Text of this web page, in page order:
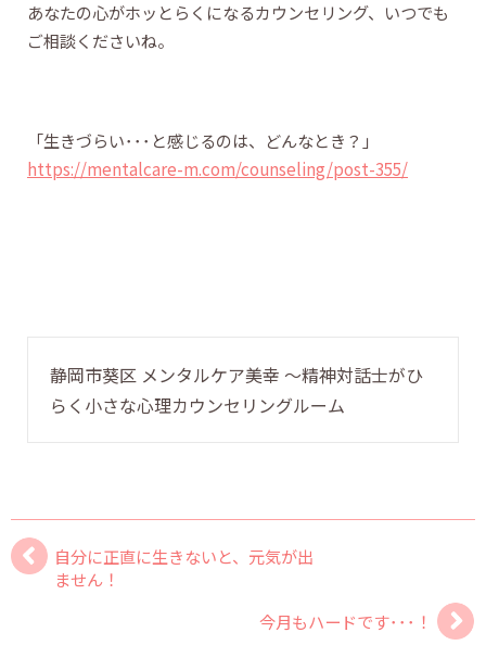
あなたの心がホッとらくになるカウンセリング、いつでも
ご相談くださいね。
「生きづらい･･･と感じるのは、どんなとき？」
https://mentalcare-m.com/counseling/post-355/
静岡市葵区 メンタルケア美幸 〜精神対話士がひ
らく小さな心理カウンセリングルーム
自分に正直に生きないと、元気が出
ません！
今月もハードです･･･！